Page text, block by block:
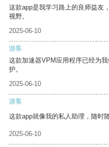
这款app是我学习路上的良师益友
视野。
2025-06-10
游客
这款加速器VPM应用程序已经为
护。
2025-06-10
游客
这款app就像我的私人助理，随时
2025-06-10